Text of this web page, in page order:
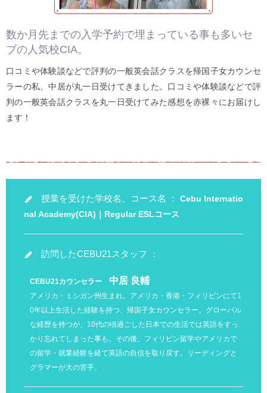
数か月先までの入学予約で埋まっている事も多いセ
ブの人気校CIA。
口コミや体験談などで評判の一般英会話クラスを帰国子女カウンセ
ラーの私、中居が丸一日受けてきました。口コミや体験談などで評
判の一般英会話クラスを丸一日受けてみた感想を赤裸々にお届けし
ます！
授業を受けた学校名、コース名 ： Cebu Internatio
nal Academy(CIA)｜Regular ESLコース
訪問したCEBU21スタッフ ：
CEBU21カウンセラー 中居 良輔
アメリカ・ミシガン州生まれ。アメリカ・香港・フィリピンにて1
0年以上生活した経験を持つ、帰国子女カウンセラー。グローバル
な経歴を持つが、10代の頃過ごした日本での生活では英語をすっ
かり忘れてしまった事も。その後、フィリピン留学やアメリカで
の留学・就業経験を経て英語の自信を取り戻す。リーディングと
グラマーが大の苦手。